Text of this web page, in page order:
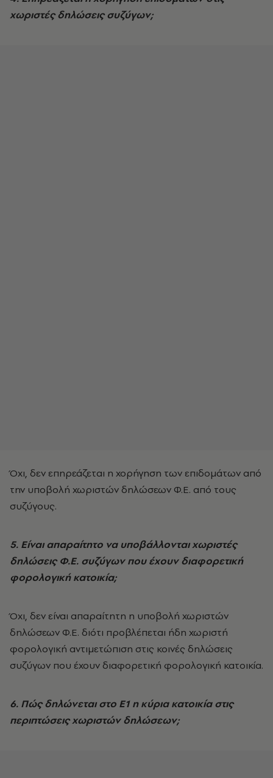
χωριστές δηλώσεις συζύγων;
Όχι, δεν επηρεάζεται η χορήγηση των επιδομάτων από
την υποβολή χωριστών δηλώσεων Φ.Ε. από τους
συζύγους.
5. Είναι απαραίτητο να υποβάλλονται χωριστές
δηλώσεις Φ.Ε. συζύγων που έχουν διαφορετική
φορολογική κατοικία;
Όχι, δεν είναι απαραίτητη η υποβολή χωριστών
δηλώσεων Φ.Ε. διότι προβλέπεται ήδη χωριστή
φορολογική αντιμετώπιση στις κοινές δηλώσεις
συζύγων που έχουν διαφορετική φορολογική κατοικία.
6. Πώς δηλώνεται στο Ε1 η κύρια κατοικία στις
περιπτώσεις χωριστών δηλώσεων;